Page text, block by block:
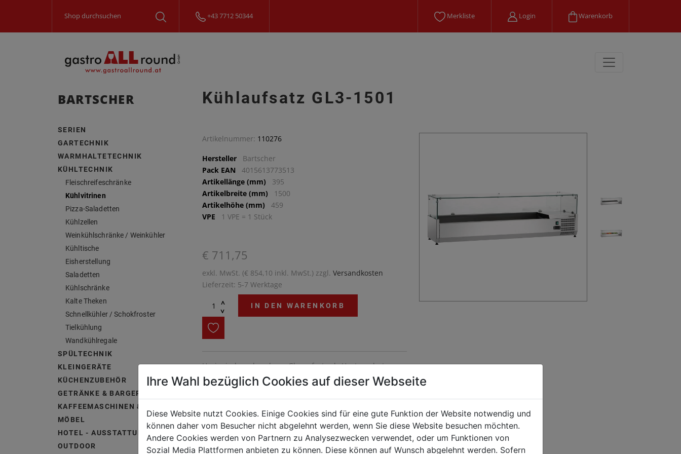
+43 7712 50344 Merkliste Login Warenkorb
BARTSCHER
SERIEN
GARTECHNIK
WARMHALTETECHNIK
KÜHLTECHNIK
Fleischreifeschränke
Kühlvitrinen
Pizza-Saladetten
Kühlzellen
Weinkühlschränke / Weinkühler
Kühltische
Eisherstellung
Saladetten
Kühlschränke
Kalte Theken
Schnellkühler / Schokfroster
Tielkühlung
Wandkühlregale
SPÜLTECHNIK
KLEINGERÄTE
KÜCHENZUBEHÖR
GETRÄNKE & BARGERÄTE
KAFFEEMASCHINEN & ZUBEHÖR
MÖBEL
HOTEL - AUSSTATTUNG &
OUTDOOR
Kühlaufsatz GL3-1501
Artikelnummer: 110276
Hersteller
Bartscher
Pack EAN
4015613773513
Artikellänge (mm)
395
Artikelbreite (mm)
1500
Artikelhöhe (mm)
459
VPE
1 VPE = 1 Stück
€ 711,75
exkl. MwSt. (€ 854,10 inkl. MwSt.) zzgl. Versandkosten
Lieferzeit: 5-7 Werktage
^
^
IN DEN WARENKORB
Hygienisch und sauber – Glasaufsatz als Hustenschutz
Ihre Wahl bezüglich Cookies auf dieser Webseite
Diese Website nutzt Cookies. Einige Cookies sind für eine gute Funktion der Website notwendig und
können daher vom Besucher nicht abgelehnt werden, wenn Sie diese Website besuchen möchten.
Andere Cookies werden von Partnern zu Analysezwecken verwendet, oder um Funktionen von
Sozial Media Plattformen anbieten zu können. Diese können auf Wunsch abgelehnt werden. Sofern